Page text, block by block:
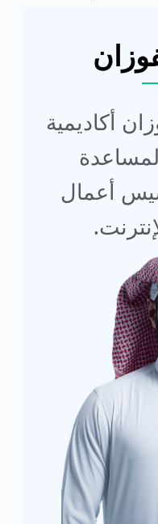
أكاديمية
لمساعدة
أعمال